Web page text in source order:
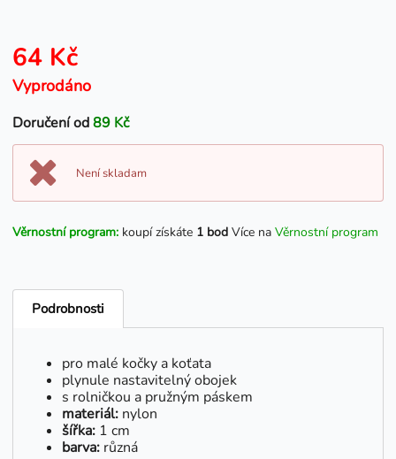
64 Kč
Vyprodáno
Doručení od89 Kč
Není skladam
Věrnostní program: koupí získáte 1 bod Více na Věrnostní program
Podrobnosti
pro malé kočky a koťata
plynule nastavitelný obojek
s rolničkou a pružným páskem
materiál: nylon
šířka: 1 cm
barva: různá